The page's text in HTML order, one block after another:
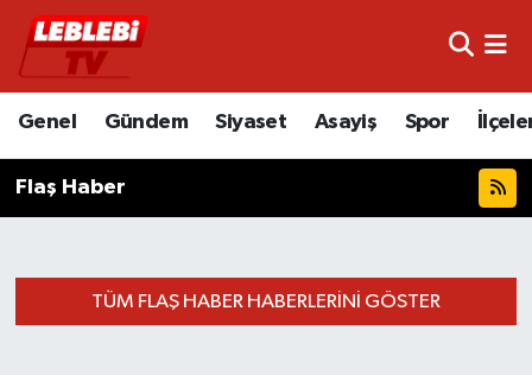
Genel Gündem Siyaset Asayiş Spor
Flaş Haber
TÜM FLAŞ HABER HABERLERINI GÖSTER
Hava Durumu
Tüm Manşetler